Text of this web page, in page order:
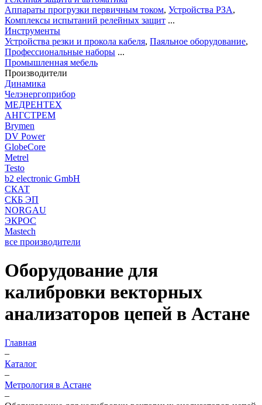
Аппараты прогрузки первичным током, Устройства РЗА,
Комплексы испытаний релейных защит ...
Инструменты
Устройства резки и прокола кабеля, Паяльное оборудование,
Профессиональные наборы ...
Промышленная мебель
Производители
Динамика
Челэнергоприбор
МЕДРЕНТЕХ
АНГСТРЕМ
Brymen
DV Power
GlobeCore
Metrel
Testo
b2 electronic GmbH
СКАТ
СКБ ЭП
NORGAU
ЭКРОС
Mastech
все производители
Оборудование для
калибровки векторных
анализаторов цепей в Астане
Главная
–
Каталог
–
Метрология в Астане
–